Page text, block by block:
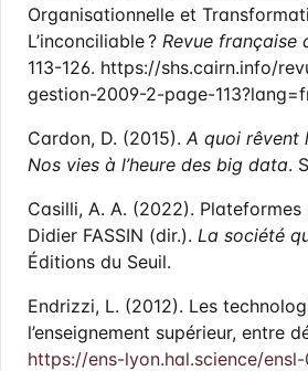
Organisationnelle et
L’inconciliable ? Revue française
113-126. https://shs.cairn.info/
gestion-2009-2-page-
Cardon, D. (2015). A quoi rêvent
Nos vies à l’heure des big data.
Casilli, A. A. (2022). Plateformes
Didier FASSIN (dir.). La société
Éditions du Seuil.
Endrizzi, L. (2012). Les
l’enseignement supérieur, entre
https://ens-lyon.hal.science/ensl-